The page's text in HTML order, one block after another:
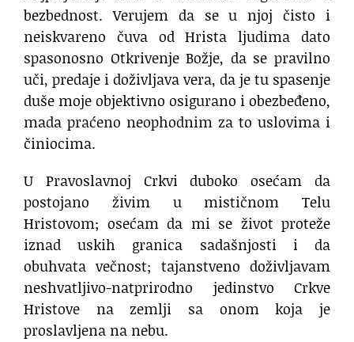
bezbednost. Verujem da se u njoj čisto i
neiskvareno čuva od Hrista ljudima dato
spasonosno Otkrivenje Božje, da se pravilno
uči, predaje i doživljava vera, da je tu spasenje
duše moje objektivno osigurano i obezbeđeno,
mada praćeno neophodnim za to uslovima i
činiocima.
U Pravoslavnoj Crkvi duboko osećam da
postojano živim u mističnom Telu
Hristovom; osećam da mi se život proteže
iznad uskih granica sadašnjosti i da
obuhvata večnost; tajanstveno doživljavam
neshvatljivo-natprirodno jedinstvo Crkve
Hristove na zemlji sa onom koja je
proslavljena na nebu.